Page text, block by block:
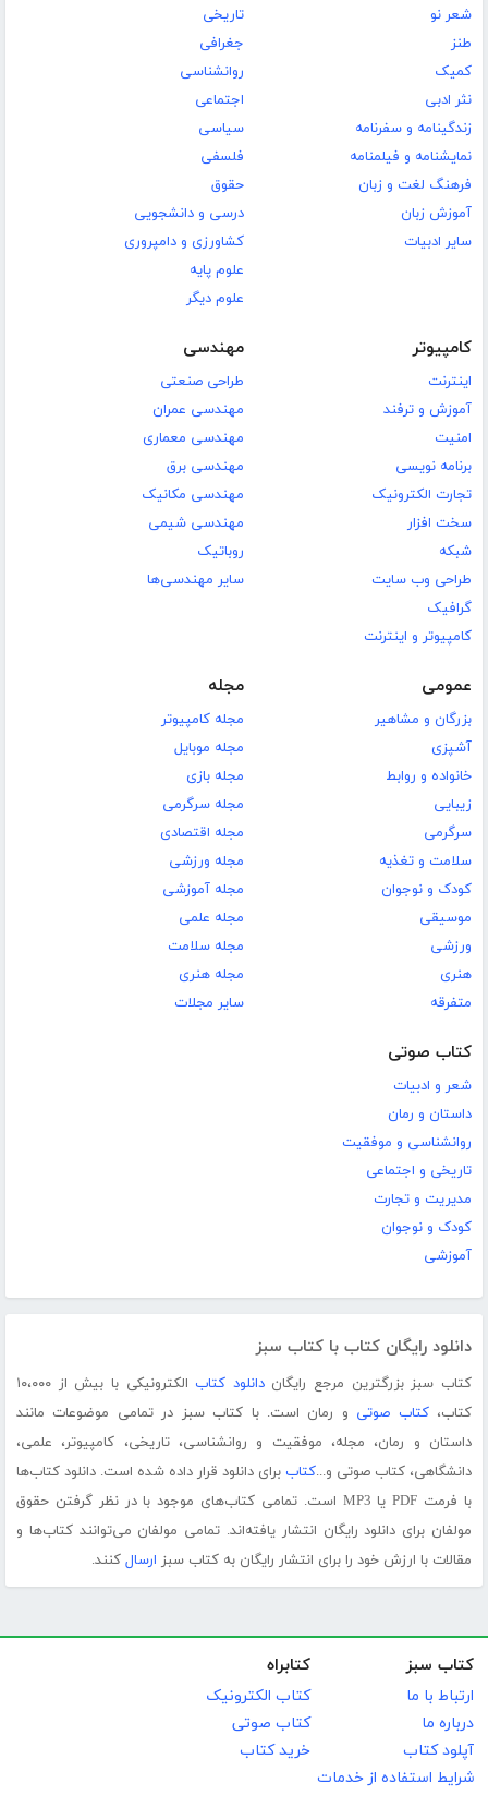
شعر نو
طنز
کمیک
نثر ادبی
زندگینامه و سفرنامه
نمایشنامه و فیلمنامه
فرهنگ لغت و زبان
آموزش زبان
سایر ادبیات
تاریخی
جغرافی
روانشناسی
اجتماعی
سیاسی
فلسفی
حقوق
درسی و دانشجویی
کشاورزی و دامپروری
علوم پایه
علوم دیگر
کامپیوتر
اینترنت
آموزش و ترفند
امنیت
برنامه نویسی
تجارت الکترونیک
سخت افزار
شبکه
طراحی وب سایت
گرافیک
کامپیوتر و اینترنت
مهندسی
طراحی صنعتی
مهندسی عمران
مهندسی معماری
مهندسی برق
مهندسی مکانیک
مهندسی شیمی
روباتیک
سایر مهندسی‌ها
عمومی
بزرگان و مشاهیر
آشپزی
خانواده و روابط
زیبایی
سرگرمی
سلامت و تغذیه
کودک و نوجوان
موسیقی
ورزشی
هنری
متفرقه
مجله
مجله کامپیوتر
مجله موبایل
مجله بازی
مجله سرگرمی
مجله اقتصادی
مجله ورزشی
مجله آموزشی
مجله علمی
مجله سلامت
مجله هنری
سایر مجلات
کتاب صوتی
شعر و ادبیات
داستان و رمان
روانشناسی و موفقیت
تاریخی و اجتماعی
مدیریت و تجارت
کودک و نوجوان
آموزشی
دانلود رایگان کتاب با کتاب سبز
کتاب سبز بزرگترین مرجع رایگاندانلود کتاب
الکترونیکی با بیش از ۱۰،۰۰۰
کتاب،کتاب صوتی و رمان است. با کتاب سبز در تمامی موضوعات مانند
داستان و رمان، مجله، موفقیت و روانشناسی، تاریخی، کامپیوتر، علمی،
دانشگاهی، کتاب صوتی و...کتاب برای دانلود قرار داده شده است. دانلود کتاب‌ها
با فرمت PDF یا MP3 است. تمامی کتاب‌های موجود با در نظر گرفتن حقوق
مولفان برای دانلود رایگان انتشار یافته‌اند. تمامی مولفان می‌توانند کتاب‌ها و
مقالات با ارزش خود را برای انتشار رایگان به کتاب سبز ارسال کنند.
کتاب سبز
ارتباط با ما
درباره ما
آپلود کتاب
شرایط استفاده از خدمات
کتابراه
کتاب الکترونیک
کتاب صوتی
خرید کتاب